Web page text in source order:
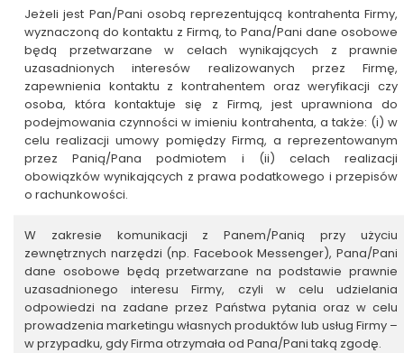
Jeżeli jest Pan/Pani osobą reprezentującą kontrahenta Firmy,
wyznaczoną do kontaktu z Firmą, to Pana/Pani dane osobowe
będą przetwarzane w celach wynikających z prawnie
uzasadnionych interesów realizowanych przez Firmę,
zapewnienia kontaktu z kontrahentem oraz weryfikacji czy
osoba, która kontaktuje się z Firmą, jest uprawniona do
podejmowania czynności w imieniu kontrahenta, a także: (i) w
celu realizacji umowy pomiędzy Firmą, a reprezentowanym
przez Panią/Pana podmiotem i (ii) celach realizacji
obowiązków wynikających z prawa podatkowego i przepisów
o rachunkowości.
W zakresie komunikacji z Panem/Panią przy użyciu
zewnętrznych narzędzi (np. Facebook Messenger), Pana/Pani
dane osobowe będą przetwarzane na podstawie prawnie
uzasadnionego interesu Firmy, czyli w celu udzielania
odpowiedzi na zadane przez Państwa pytania oraz w celu
prowadzenia marketingu własnych produktów lub usług Firmy –
w przypadku, gdy Firma otrzymała od Pana/Pani taką zgodę.